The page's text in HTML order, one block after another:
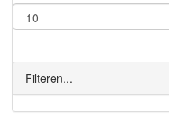
Filteren...